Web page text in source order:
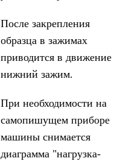
После закрепления
образца в зажимах
приводится в движение
нижний зажим.
При необходимости на
самопишущем приборе
машины снимается
диаграмма "нагрузка-